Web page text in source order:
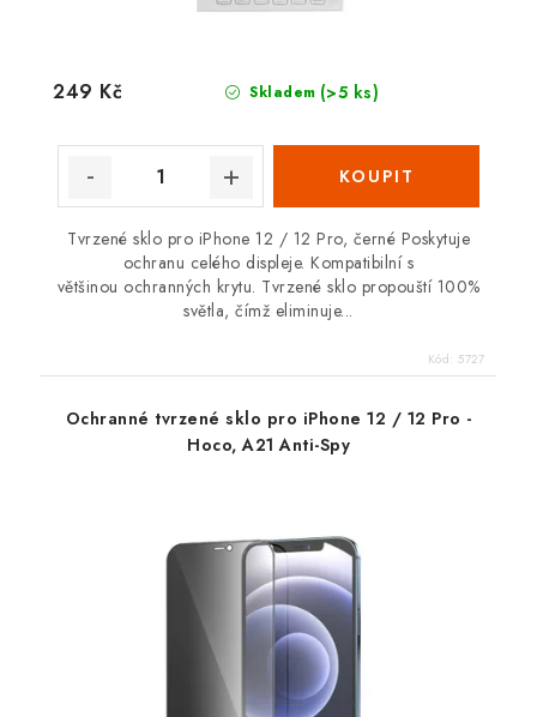
Skladem (>5 ks)
249 Kč
Tvrzené sklo pro iPhone 12 / 12 Pro, černé Poskytuje
ochranu celého displeje. Kompatibilní s
většinou ochranných krytu. Tvrzené sklo propouští 100%
světla, čímž eliminuje...
Kód: 5727
Ochranné tvrzené sklo pro iPhone 12 / 12 Pro -
Hoco, A21 Anti-Spy